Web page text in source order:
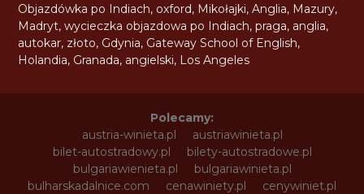
Objazdówka po Indiach, oxford, Mikołajki,Anglia, Mazury,
Madryt,wycieczka objazdowa po Indiach,praga, anglia,
autokar, złoto, Gdynia, Gateway School of English,
Holandia, Granada, angielski, Los Angeles
Polecamy:
austria-winieta.pl
austriawinieta.pl
bilet-autostradowy.pl
bilety-autostradowe.pl
bulgariawienieta.pl
bulgariawinieta.pl
bulharskadalnice.com
cenawiniety.pl
cenywiniet.pl